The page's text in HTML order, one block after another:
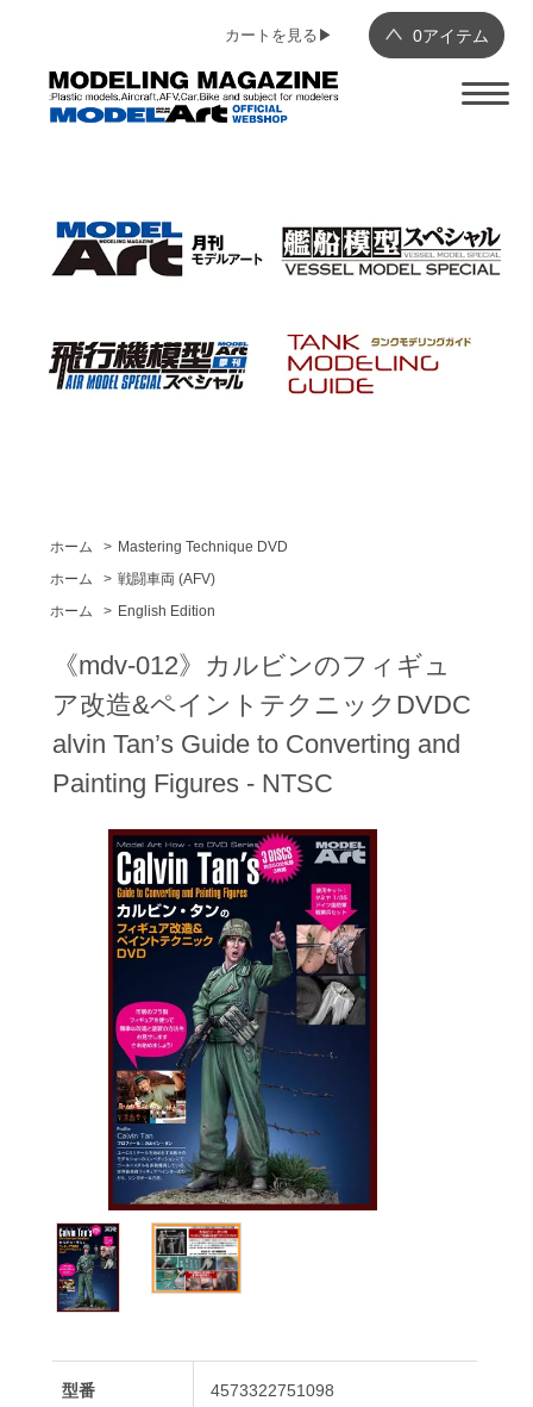
0アイテム
カートを見る▶︎
ホーム > Mastering Technique DVD
ホーム
> 戦闘車両 (AFV)
ホーム
> English Edition
《mdv-012》カルビンのフィギュ
ア改造&ペイントテクニックDVDC
alvin Tan’s Guide to Converting and
Painting Figures - NTSC
型番 4573322751098